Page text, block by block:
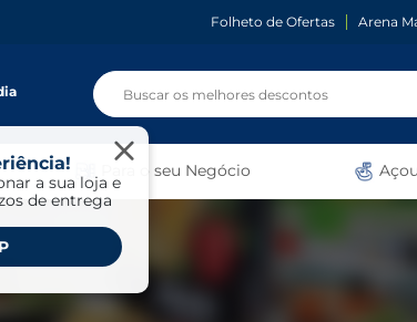
Folheto de Ofertas Arena
a sua loja e
de entrega
Para o seu Negócio